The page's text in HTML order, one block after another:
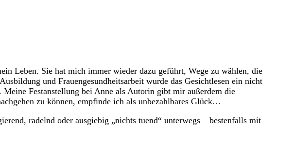
Leben. Sie hat mich immer wieder dazu geführt, Wege zu wählen, die
und Frauengesundheitsarbeit wurde das Gesichtlesen ein nicht
Festanstellung bei Anne als Autorin gibt mir außerdem die
zu können, empfinde ich als unbezahlbares Glück…
radelnd oder ausgiebig „nichts tuend“ unterwegs – bestenfalls mit